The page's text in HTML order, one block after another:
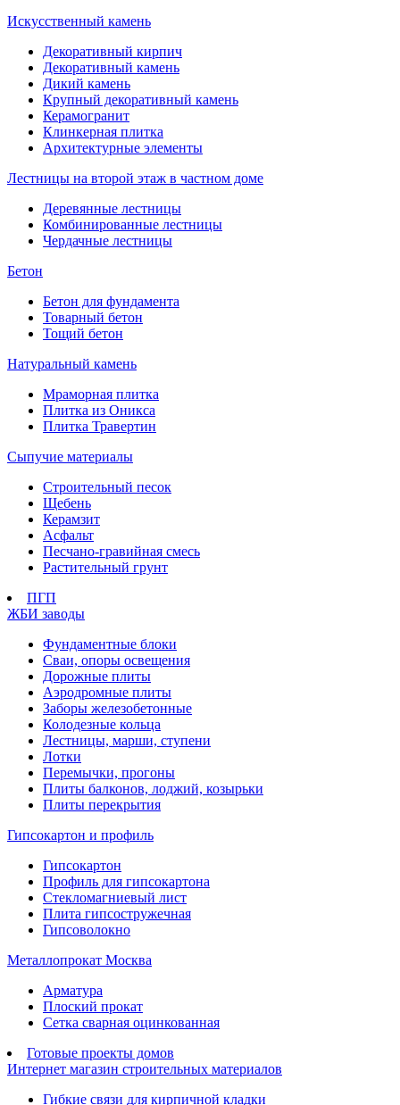
Искусственный камень
Декоративный кирпич
Декоративный камень
Дикий камень
Крупный декоративный камень
Керамогранит
Клинкерная плитка
Архитектурные элементы
Лестницы на второй этаж в частном доме
Деревянные лестницы
Комбинированные лестницы
Чердачные лестницы
Бетон
Бетон для фундамента
Товарный бетон
Тощий бетон
Натуральный камень
Мраморная плитка
Плитка из Оникса
Плитка Травертин
Сыпучие материалы
Строительный песок
Щебень
Керамзит
Асфальт
Песчано-гравийная смесь
Растительный грунт
ПГП
ЖБИ заводы
Фундаментные блоки
Сваи, опоры освещения
Дорожные плиты
Аэродромные плиты
Заборы железобетонные
Колодезные кольца
Лестницы, марши, ступени
Лотки
Перемычки, прогоны
Плиты балконов, лоджий, козырьки
Плиты перекрытия
Гипсокартон и профиль
Гипсокартон
Профиль для гипсокартона
Стекломагниевый лист
Плита гипсостружечная
Гипсоволокно
Металлопрокат Москва
Арматура
Плоский прокат
Сетка сварная оцинкованная
Готовые проекты домов
Интернет магазин строительных материалов
Гибкие связи для кирпичной кладки